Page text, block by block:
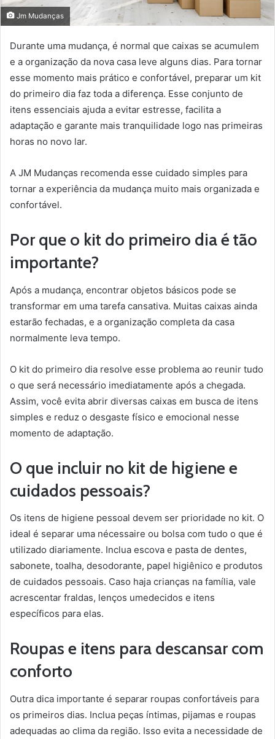
Jm Mudanças
Durante uma mudança, é normal que caixas se acumulem
e a organização da nova casa leve alguns dias. Para tornar
esse momento mais prático e confortável, preparar um kit
do primeiro dia faz toda a diferença. Esse conjunto de
itens essenciais ajuda a evitar estresse, facilita a
adaptação e garante mais tranquilidade logo nas primeiras
horas no novo lar.
A JM Mudanças recomenda esse cuidado simples para
tornar a experiência da mudança muito mais organizada e
confortável.
Por que o kit do primeiro dia é tão
importante?
Após a mudança, encontrar objetos básicos pode se
transformar em uma tarefa cansativa. Muitas caixas ainda
estarão fechadas, e a organização completa da casa
normalmente leva tempo.
O kit do primeiro dia resolve esse problema ao reunir tudo
o que será necessário imediatamente após a chegada.
Assim, você evita abrir diversas caixas em busca de itens
simples e reduz o desgaste físico e emocional nesse
momento de adaptação.
O que incluir no kit de higiene e
cuidados pessoais?
Os itens de higiene pessoal devem ser prioridade no kit. O
ideal é separar uma nécessaire ou bolsa com tudo o que é
utilizado diariamente. Inclua escova e pasta de dentes,
sabonete, toalha, desodorante, papel higiênico e produtos
de cuidados pessoais. Caso haja crianças na família, vale
acrescentar fraldas, lenços umedecidos e itens
específicos para elas.
Roupas e itens para descansar com
conforto
Outra dica importante é separar roupas confortáveis para
os primeiros dias. Inclua peças íntimas, pijamas e roupas
adequadas ao clima da região. Isso evita a necessidade de